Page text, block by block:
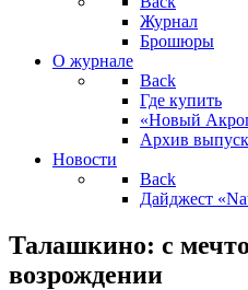
Журнал
Брошюры
О журнале
Back
Где купить
«Новый
Архив
Новости
Back
Дайджест
Талашкино: с
возрождении